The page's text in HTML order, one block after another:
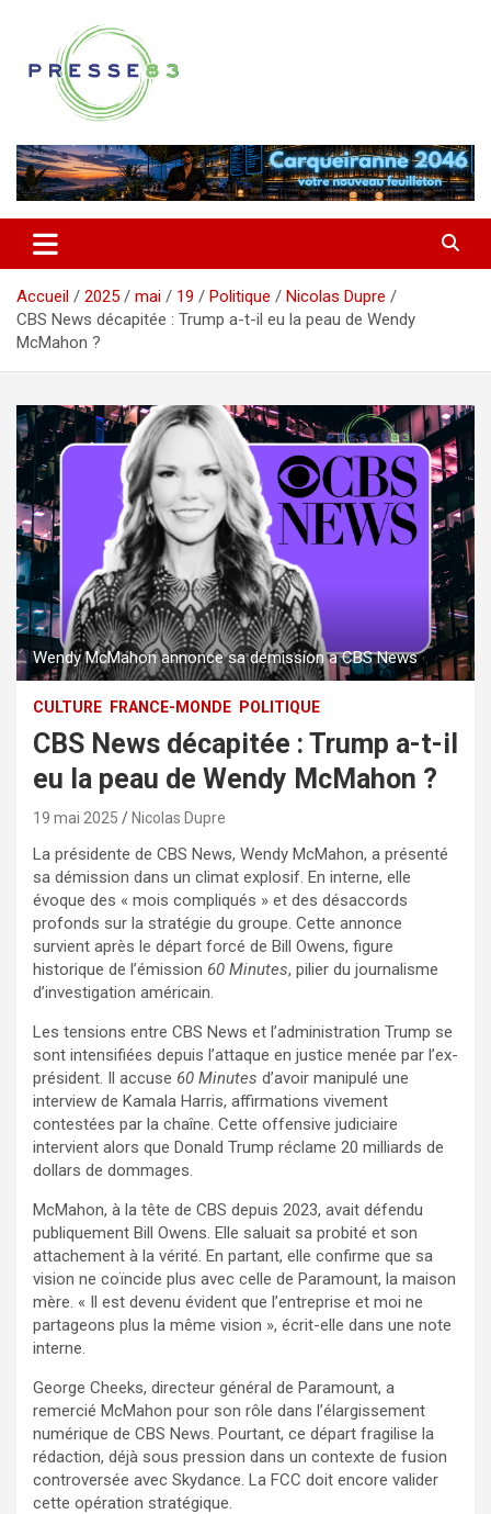
contenu
Presse 83
Accueil 2025 mai 19 Politique
Nicolas Dupre
CBS News décapitée : Trump a-t-il eu la peau de Wendy
McMahon ?
Wendy McMahon annonce sa demission a CBS News
CULTURE FRANCE-MONDE POLITIQUE
CBS News décapitée : Trump a-t-il
eu la peau de Wendy McMahon ?
19 mai 2025 Nicolas Dupre
La présidente de CBS News, Wendy McMahon, a présenté
sa démission dans un climat explosif. En interne, elle
évoque des « mois compliqués » et des désaccords
profonds sur la stratégie du groupe. Cette annonce
survient après le départ forcé de Bill Owens, figure
historique de l’émission 60 Minutes, pilier du journalisme
d’investigation américain.
Les tensions entre CBS News et l’administration Trump se
sont intensifiées depuis l’attaque en justice menée par l’ex-
président. Il accuse 60 Minutes d’avoir manipulé une
interview de Kamala Harris, affirmations vivement
contestées par la chaîne. Cette offensive judiciaire
intervient alors que Donald Trump réclame 20 milliards de
dollars de dommages.
McMahon, à la tête de CBS depuis 2023, avait défendu
publiquement Bill Owens. Elle saluait sa probité et son
attachement à la vérité. En partant, elle confirme que sa
vision ne coïncide plus avec celle de Paramount, la maison
mère. « Il est devenu évident que l’entreprise et moi ne
partageons plus la même vision », écrit-elle dans une note
interne.
George Cheeks, directeur général de Paramount, a
remercié McMahon pour son rôle dans l’élargissement
numérique de CBS News. Pourtant, ce départ fragilise la
rédaction, déjà sous pression dans un contexte de fusion
controversée avec Skydance. La FCC doit encore valider
cette opération stratégique.